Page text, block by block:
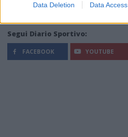
Data Deletion Data Access
Segui Diario Sportivo:
FACEBOOK YOUTUBE